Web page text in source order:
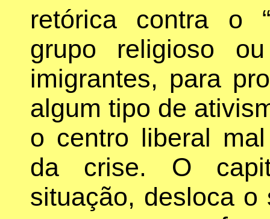
retórica contra o
grupo religioso
imigrantes, para
algum tipo de
o centro liberal
da crise. O
situação, desloca